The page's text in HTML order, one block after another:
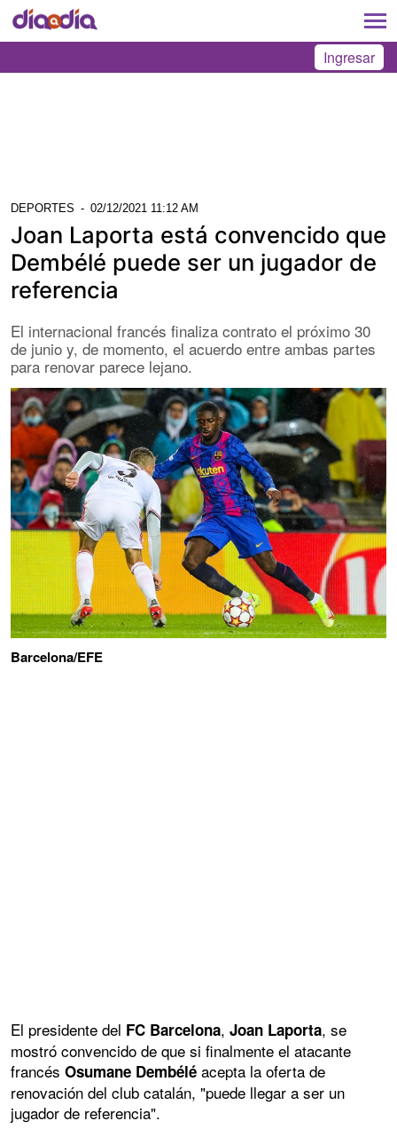
Ingresar
DEPORTES - 02/12/2021 11:12 AM
Joan Laporta está convencido que
Dembélé puede ser un jugador de
referencia
El internacional francés finaliza contrato el próximo 30
de junio y, de momento, el acuerdo entre ambas partes
para renovar parece lejano.
Barcelona/EFE
El presidente del FC Barcelona, Joan Laporta, se
mostró convencido de que si finalmente el atacante
francés Osumane Dembélé acepta la oferta de
renovación del club catalán, "puede llegar a ser un
jugador de referencia".